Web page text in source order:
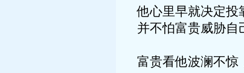
他心里早就决定投
并不怕富贵威胁自
富贵看他波澜不惊